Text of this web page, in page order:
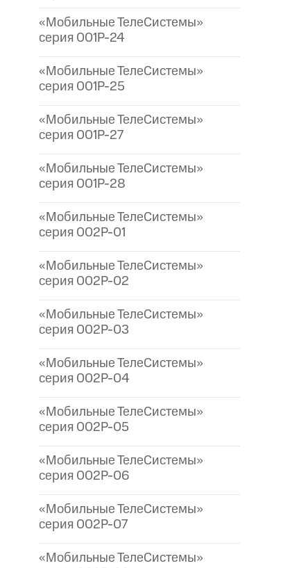
«Мобильные ТелеСистемы»
серия 001P-24
«Мобильные ТелеСистемы»
серия 001P-25
«Мобильные ТелеСистемы»
серия 001P-27
«Мобильные ТелеСистемы»
серия 001P-28
«Мобильные ТелеСистемы»
серия 002P-01
«Мобильные ТелеСистемы»
серия 002P-02
«Мобильные ТелеСистемы»
серия 002P-03
«Мобильные ТелеСистемы»
серия 002P-04
«Мобильные ТелеСистемы»
серия 002P-05
«Мобильные ТелеСистемы»
серия 002P-06
«Мобильные ТелеСистемы»
серия 002P-07
«Мобильные ТелеСистемы»